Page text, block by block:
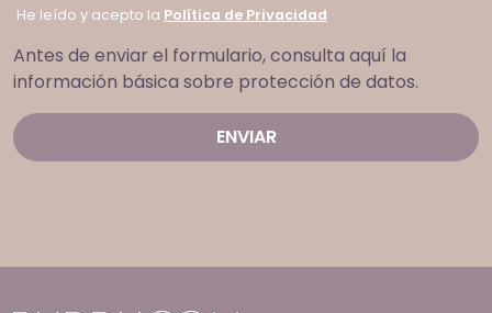
He leído y acepto la Política de Privacidad
Antes de enviar el formulario, consulta aquí la
información básica sobre protección de datos.